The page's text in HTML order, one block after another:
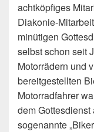
achtköpfiges
Diakonie-
minütigen
selbst schon seit
Motorrädern und
bereitgestellten
Motorradfahrer
dem
sogenannte